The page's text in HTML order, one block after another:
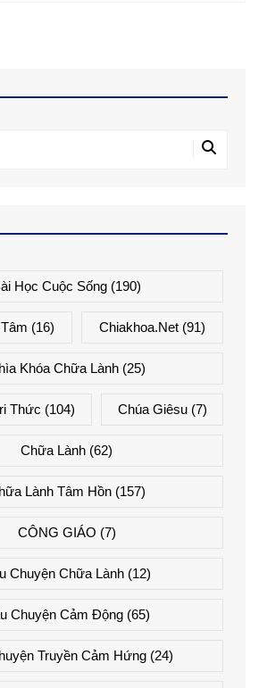
Học Cuộc Sống (190)
(16) Chiakhoa.net (91)
Khóa Chữa Lành(25)
Thức (104) Chúa Giêsu(7)
Chữa Lành (62)
Lành Tâm Hồn(157)
CÔNG GIÁO (7)
Chuyện Chữa Lành (12)
Chuyện Cảm Động (65)
Truyền Cảm Hứng(24)